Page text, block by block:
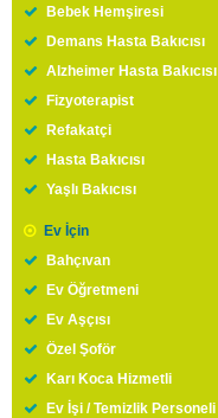
Bebek Hemşiresi
Demans Hasta Bakıcısı
Alzheimer Hasta Bakıcısı
Fizyoterapist
Refakatçi
Hasta Bakıcısı
Yaşlı Bakıcısı
Ev İçin
Bahçıvan
Ev Öğretmeni
Ev Aşçısı
Özel Şoför
Karı Koca Hizmetli
Ev İşi / Temizlik Personeli